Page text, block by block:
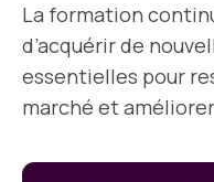
La formation
d’acquérir de
essentielles pour
marché et